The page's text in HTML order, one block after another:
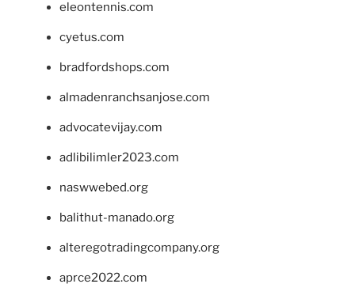
eleontennis.com
cyetus.com
bradfordshops.com
almadenranchsanjose.com
advocatevijay.com
adlibilimler2023.com
naswwebed.org
balithut-manado.org
alteregotradingcompany.org
aprce2022.com